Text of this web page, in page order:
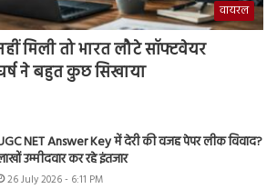
वायरल
मिली तो भारत लौटे सॉफ्टवेयर
ने बहुत कुछ सिखाया
NET Answer Key में देरी की वजह पेपर लीक विवाद?
उम्मीदवार कर रहे इंतजार
26 July 2026 - 6:11 PM